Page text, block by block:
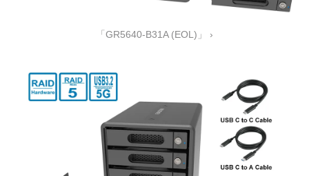
「GR5640-B31A (EOL)」 ›